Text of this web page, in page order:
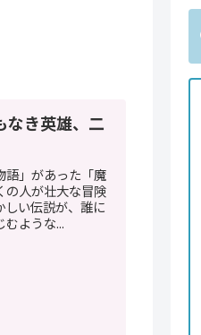
なき英雄、二
語」があった「魔
の人が壮大な冒険
い伝説が、誰に
ような...